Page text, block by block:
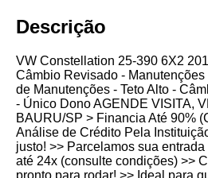
Descrição
VW Constellation 25-390 6X2
Câmbio Revisado -
de Manutenções - Teto Alto -
- Único Dono AGENDE VISITA,
BAURU/SP > Financia Até 90%
Análise de Crédito Pela
justo! >> Parcelamos sua
até 24x (consulte condições) >>
pronto para rodar! >> Ideal para